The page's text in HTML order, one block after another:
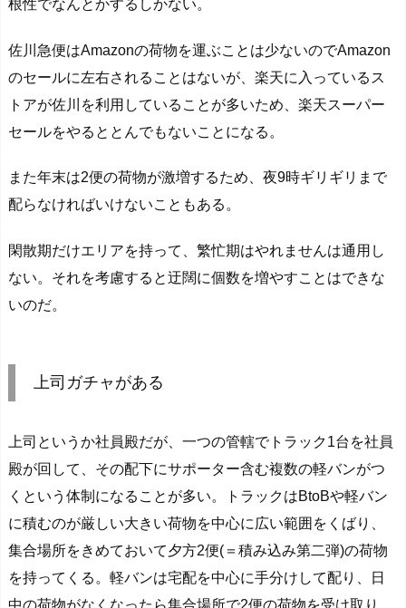
根性でなんとかするしかない。
佐川急便はAmazonの荷物を運ぶことは少ないのでAmazon
のセールに左右されることはないが、楽天に入っているス
トアが佐川を利用していることが多いため、楽天スーパー
セールをやるととんでもないことになる。
また年末は2便の荷物が激増するため、夜9時ギリギリまで
配らなければいけないこともある。
閑散期だけエリアを持って、繁忙期はやれませんは通用し
ない。それを考慮すると迂闊に個数を増やすことはできな
いのだ。
上司ガチャがある
上司というか社員殿だが、一つの管轄でトラック1台を社員
殿が回して、その配下にサポーター含む複数の軽バンがつ
くという体制になることが多い。トラックはBtoBや軽バン
に積むのが厳しい大きい荷物を中心に広い範囲をくばり、
集合場所をきめておいて夕方2便(＝積み込み第二弾)の荷物
を持ってくる。軽バンは宅配を中心に手分けして配り、日